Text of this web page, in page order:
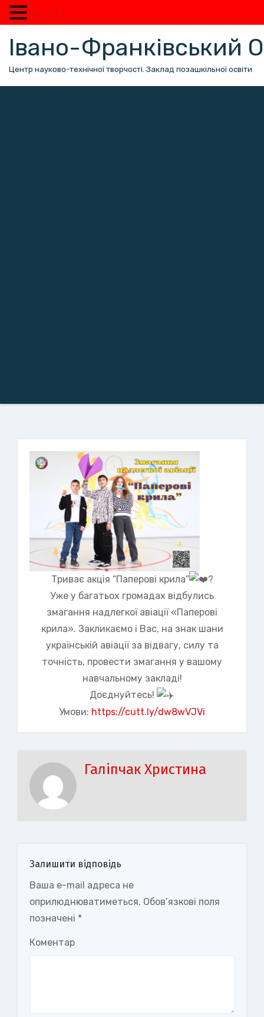
вмісту
Івано-Франківський
Центр науково-технічної творчості. Заклад позашкільної освіти
Триває акція “Паперові крила”
Уже у багатьох громадах відбулись
змагання надлегкої авіації «Паперові
крила». Закликаємо і Вас, на знак шани
українській авіації за відвагу, силу та
точність, провести змагання у вашому
навчальному закладі!
Доєднуйтесь!
Умови: https://cutt.ly/dw8wVJVi
Галіпчак Христина
Залишити відповідь
Ваша e-mail адреса не
оприлюднюватиметься. Обов’язкові поля
позначені *
Коментар
MENU